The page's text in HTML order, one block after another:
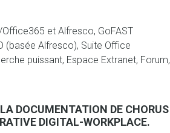
et Alfresco, GoFAST
(basée Alfresco), Suite Office
puissant, Espace Extranet, Forum,
DOCUMENTATION DE CHORUS
DIGITAL-WORKPLACE.